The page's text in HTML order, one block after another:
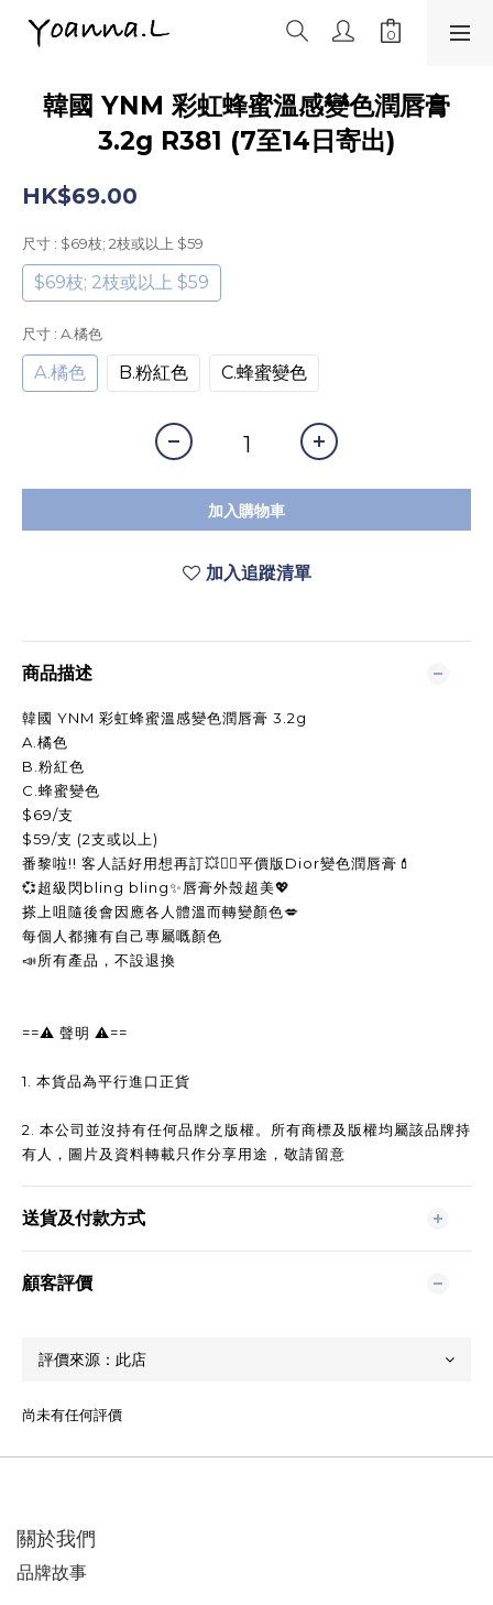
韓國 YNM 彩虹蜂蜜溫感變色潤唇膏
3.2g R381 (7至14日寄出)
HK$69.00
尺寸 : $69枝; 2枝或以上 $59
$69枝; 2枝或以上 $59
尺寸 : A.橘色
A.橘色 B.粉紅色 C.蜂蜜變色
加入購物車
加入追蹤清單
商品描述
韓國 YNM 彩虹蜂蜜溫感變色潤唇膏 3.2g
A.橘色
B.粉紅色
C.蜂蜜變色
$69/支
$59/支 (2支或以上)
番黎啦!! 客人話好用想再訂💥💁‍♀平價版Dior變色潤唇膏 💄
💞超級閃bling bling✨唇膏外殼超美💖
搽上咀隨後會因應各人體溫而轉變顏色💋
每個人都擁有自己專屬嘅顏色
📣所有產品，不設退換
==⚠️ 聲明 ⚠️==
1. 本貨品為平行進口正貨
2.
本公司並沒持有任何品牌之版權。所有商標及版權均屬該品牌持
有人，圖片及資料轉載只作分享用途，敬請留意
送貨及付款方式
顧客評價
尚未有任何評價
關於我們
品牌故事